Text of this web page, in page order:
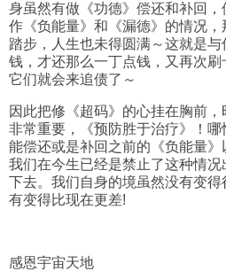
身虽然有做《功德》偿还和补回，
作《负能量》和《漏德》的情况
踏步，人生也未得圆满～这就是
钱，才还那么一丁点钱，又再次刷
它们就会来追债了～
因此把修《超码》的心挂在胸前
非常重要，《预防胜于治疗》！
能偿还或是补回之前的《负能量
我们在今生已经是禁止了这种情
下去。我们自身的境虽然没有变
有变得比现在更差!
感恩宇宙天地